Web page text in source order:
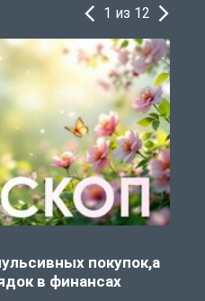
1 из 12
покупок,а
в финансах